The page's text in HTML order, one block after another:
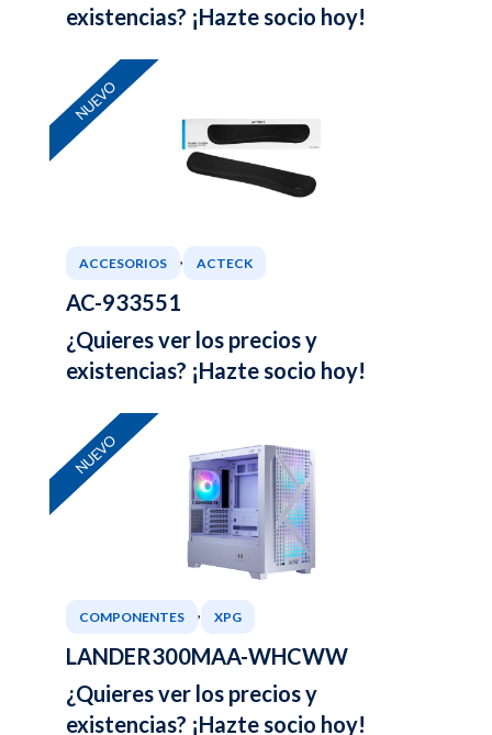
existencias? ¡Hazte socio hoy!
NUEVO
ACCESORIOS , ACTECK
AC-933551
¿Quieres ver los precios y
existencias? ¡Hazte socio hoy!
NUEVO
COMPONENTES , XPG
LANDER300MAA-WHCWW
¿Quieres ver los precios y
existencias? ¡Hazte socio hoy!